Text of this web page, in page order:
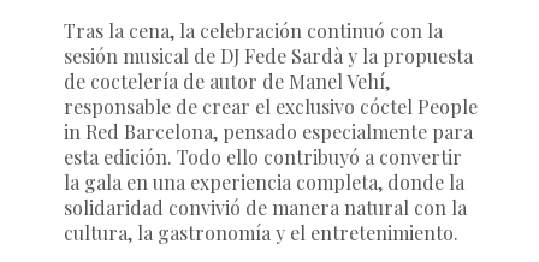
Tras la cena, la celebración continuó con la
sesión musical de DJ Fede Sardà y la propuesta
de coctelería de autor de Manel Vehí,
responsable de crear el exclusivo cóctel People
in Red Barcelona, pensado especialmente para
esta edición. Todo ello contribuyó a convertir
la gala en una experiencia completa, donde la
solidaridad convivió de manera natural con la
cultura, la gastronomía y el entretenimiento.